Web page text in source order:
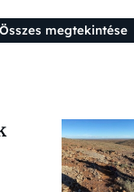
Összes megtekintése